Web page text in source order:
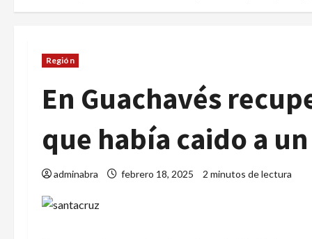
Región
En Guachavés
que había caido a
adminabra febrero 18, 2025 2 minutos de lectura